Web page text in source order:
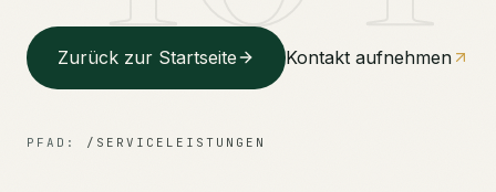
Zurück zur Startseite Kontakt aufnehmen
PFAD: /SERVICELEISTUNGEN